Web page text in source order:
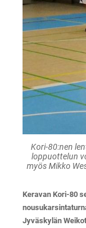
Kori-80:nen
loppuottelun
myös Mikko
Keravan Kori-80
Jyväskylän